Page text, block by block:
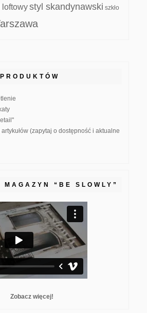
loftowystyl skandynawski szkło
(zapytaj o dostępność i aktualne
MAGAZYN “BE SLOWLY”
Zobacz więcej!